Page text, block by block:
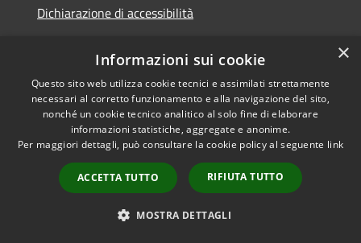
Dichiarazione di accessibilità
RSS
Accessibilità
Cookie
Mappa del sito
WebMail
Copyright © 2026 • Comune di
Santa Teresa Gallura •
Powered byMunicipium
Accesso redazione
×
Informazioni sui cookie
Questo sito web utilizza cookie tecnici e assimilati strettamente
necessari al corretto funzionamento e alla navigazione del sito,
nonché un cookie tecnico analitico al solo fine di elaborare
informazioni statistiche, aggregate e anonime.
Per maggiori dettagli, può consultare la cookie policy al seguente link
ACCETTA TUTTO RIFIUTA TUTTO
MOSTRA DETTAGLI